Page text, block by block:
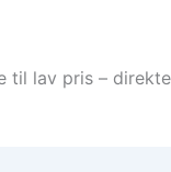
til lav pris –